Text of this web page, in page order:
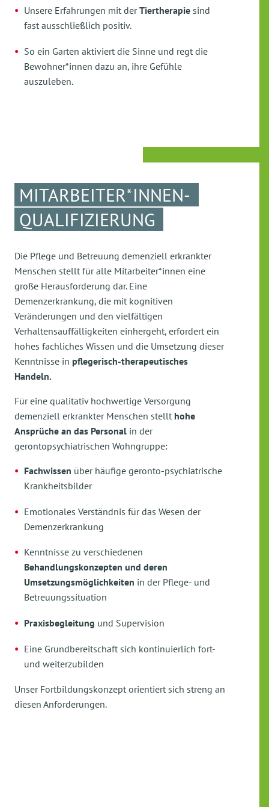
Unsere Erfahrungen mit derTiertherapie sind
fast ausschließlich positiv.
So ein Garten aktiviert die Sinne und regt die
Bewohner*innen dazu an, ihre Gefühle
auszuleben.
MITARBEITER*INNEN-
QUALIFIZIERUNG
Die Pflege und Betreuung demenziell erkrankter
Menschen stellt für alle Mitarbeiter*innen eine
große Herausforderung dar. Eine
Demenzerkrankung, die mit kognitiven
Veränderungen und den vielfältigen
Verhaltensauffälligkeiten einhergeht, erfordert ein
hohes fachliches Wissen und die Umsetzung dieser
Kenntnisse in pflegerisch-therapeutisches
Handeln.
Für eine qualitativ hochwertige Versorgung
demenziell erkrankter Menschen stellt hohe
Ansprüche an das Personal in der
gerontopsychiatrischen Wohngruppe:
Fachwissen über häufige geronto-psychiatrische
Krankheitsbilder
Emotionales Verständnis für das Wesen der
Demenzerkrankung
Kenntnisse zu verschiedenen
Behandlungskonzepten und deren
Umsetzungsmöglichkeiten in der Pflege- und
Betreuungssituation
Praxisbegleitung und Supervision
Eine Grundbereitschaft sich kontinuierlich fort-
und weiterzubilden
Unser Fortbildungskonzept orientiert sich streng an
diesen Anforderungen.